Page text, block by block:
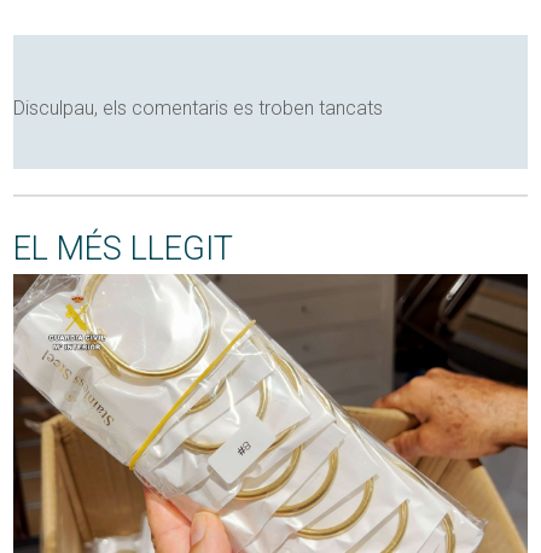
Disculpau, els comentaris es troben tancats
EL MÉS LLEGIT